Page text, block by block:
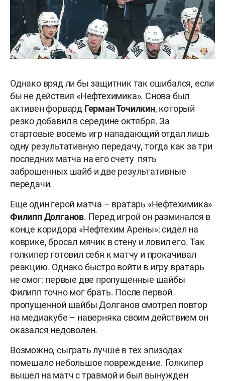
Однако вряд ли бы защитник так ошибался, если
бы не действия «Нефтехимика». Снова был
активен форвард Герман Точилкин, который
резко добавил в середине октября. За
стартовые восемь игр нападающий отдал лишь
одну результативную передачу, тогда как за три
последних матча на его счету пять
заброшенных шайб и две результативные
передачи.
Еще один герой матча – вратарь «Нефтехимика»
Филипп Долганов. Перед игрой он разминался в
конце коридора «Нефтехим Арены»: сидел на
коврике, бросал мячик в стену и ловил его. Так
голкипер готовил себя к матчу и прокачивал
реакцию. Однако быстро войти в игру вратарь
не смог: первые две пропущенные шайбы
Филипп точно мог брать. После первой
пропущенной шайбы Долганов смотрел повтор
на медиакубе – наверняка своим действием он
оказался недоволен.
Возможно, сыграть лучше в тех эпизодах
помешало небольшое повреждение. Голкипер
вышел на матч с травмой и был вынужден